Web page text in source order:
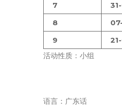
7
8
9
活动性质：小组
语言：广东话